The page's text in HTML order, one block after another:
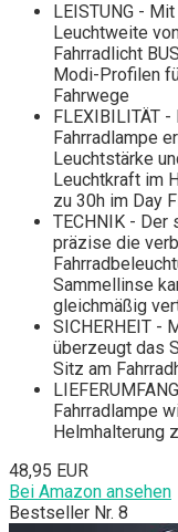
LEISTUNG -
Leuchtweite
Fahrradlicht
Modi-Profilen
Fahrwege
FLEXIBILITÄT
Fahrradlampe
Leuchtstärke
Leuchtkraft im
zu 30h im Day
TECHNIK -
präzise die
Sammellinse
gleichmäßig
SICHERHEIT -
überzeugt das
Sitz am
Fahrradlampe
Helmhalterung
48,95 EUR
Bei Amazon ansehen
Bestseller Nr. 8